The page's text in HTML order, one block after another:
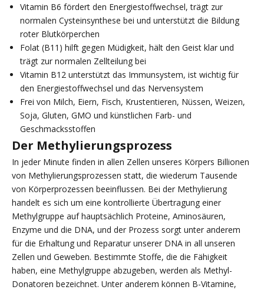
Vitamin B6 fördert den Energiestoffwechsel, trägt zur
normalen Cysteinsynthese bei und unterstützt die Bildung
roter Blutkörperchen
Folat (B11) hilft gegen Müdigkeit, hält den Geist klar und
trägt zur normalen Zellteilung bei
Vitamin B12 unterstützt das Immunsystem, ist wichtig für
den Energiestoffwechsel und das Nervensystem
Frei von Milch, Eiern, Fisch, Krustentieren, Nüssen, Weizen,
Soja, Gluten, GMO und künstlichen Farb- und
Geschmacksstoffen
Der Methylierungsprozess
In jeder Minute finden in allen Zellen unseres Körpers Billionen
von Methylierungsprozessen statt, die wiederum Tausende
von Körperprozessen beeinflussen. Bei der Methylierung
handelt es sich um eine kontrollierte Übertragung einer
Methylgruppe auf hauptsächlich Proteine, Aminosäuren,
Enzyme und die DNA, und der Prozess sorgt unter anderem
für die Erhaltung und Reparatur unserer DNA in all unseren
Zellen und Geweben. Bestimmte Stoffe, die die Fähigkeit
haben, eine Methylgruppe abzugeben, werden als Methyl-
Donatoren bezeichnet. Unter anderem können B-Vitamine,